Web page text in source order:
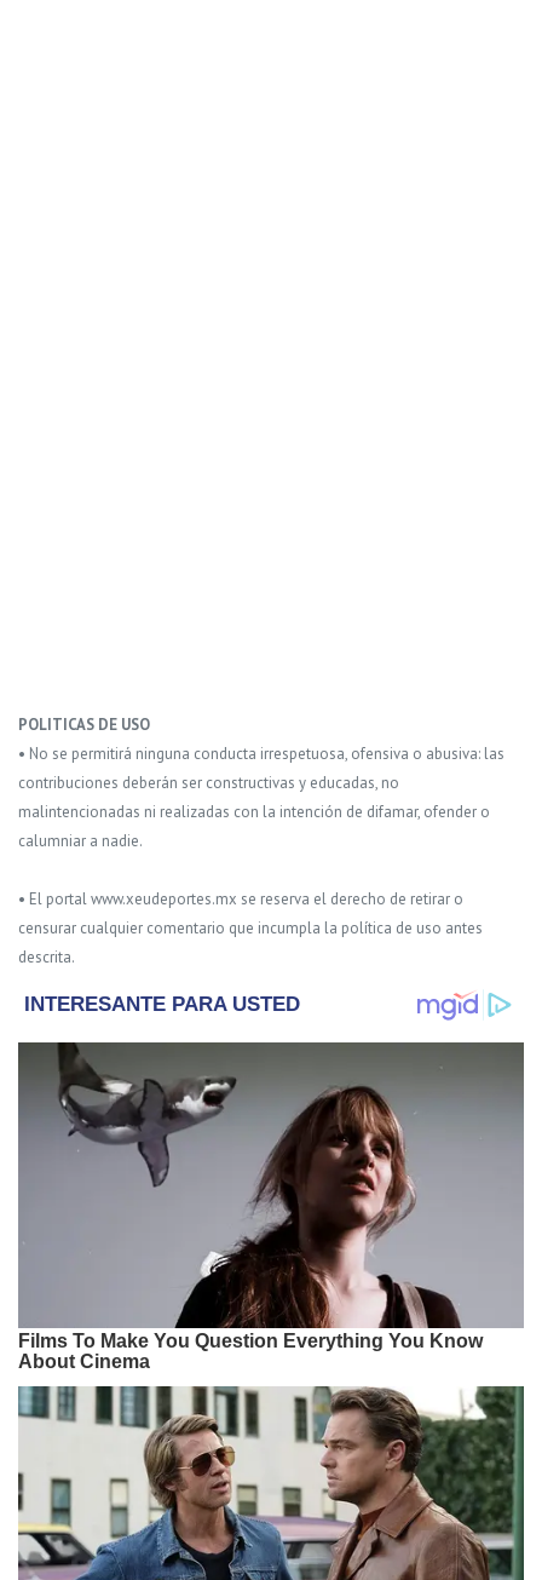
POLITICAS DE USO
• No se permitirá ninguna conducta irrespetuosa, ofensiva o abusiva: las
contribuciones deberán ser constructivas y educadas, no
malintencionadas ni realizadas con la intención de difamar, ofender o
calumniar a nadie.
• El portal www.xeudeportes.mx se reserva el derecho de retirar o
censurar cualquier comentario que incumpla la política de uso antes
descrita.